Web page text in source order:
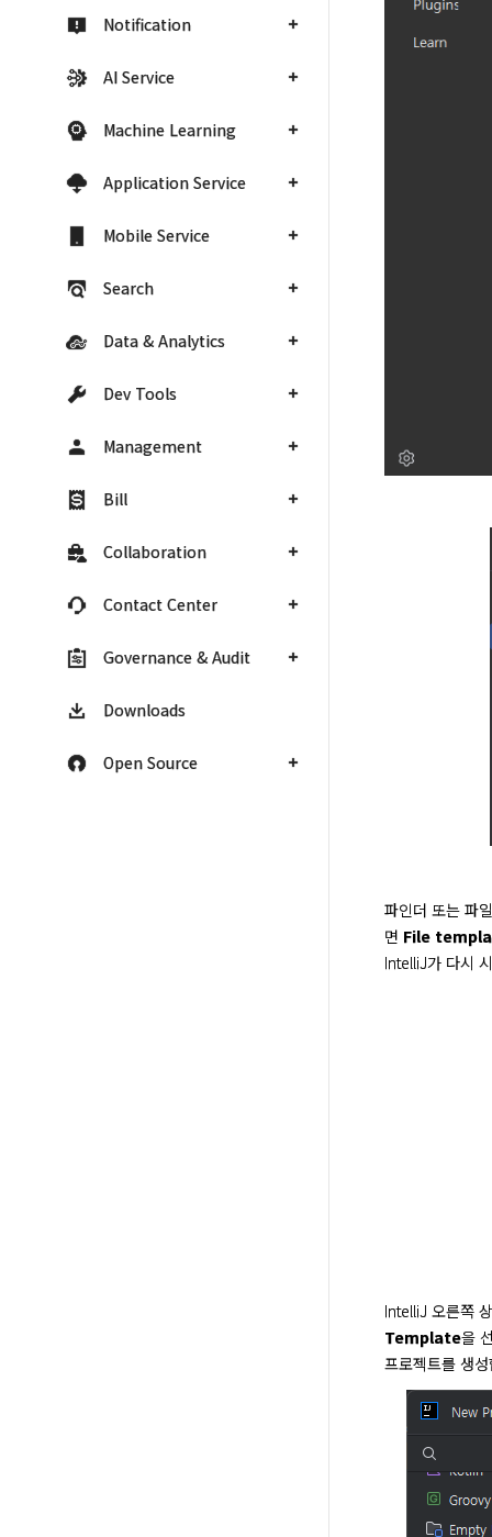
Notification
AI Service
Machine Learning
Application Service
Mobile Service
Search
Data & Analytics
Dev Tools
Management
Bill
Collaboration
Contact Center
Governance & Audit
Downloads
Open Source
파인더 또는 파
면 File
IntelliJ가 다시
IntelliJ 오른쪽
Template을
프로젝트를 생